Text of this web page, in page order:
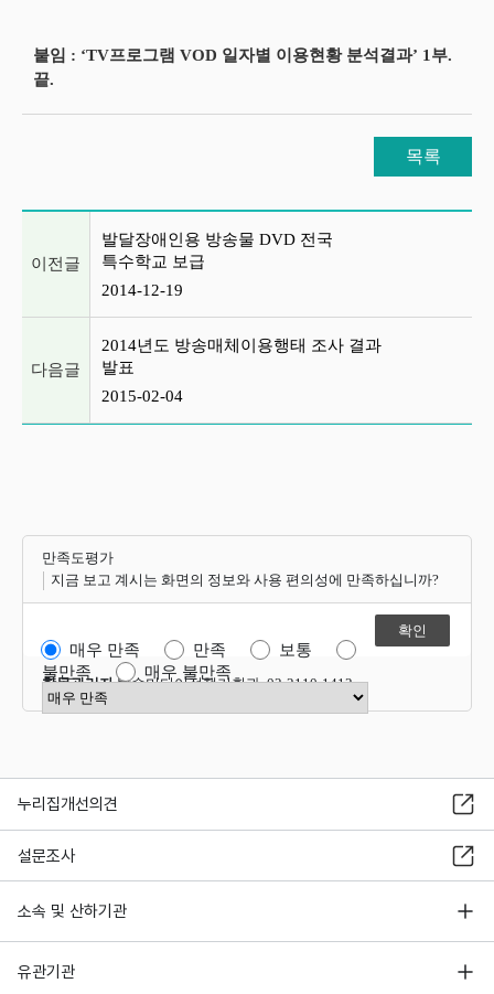
붙임 : ‘TV프로그램 VOD 일자별 이용현황 분석결과’ 1부.
끝.
목록
이전글
발달장애인용 방송물 DVD 전국
특수학교 보급
2014-12-19
다음글
2014년도 방송매체이용행태 조사 결과
발표
2015-02-04
만족도평가
지금 보고 계시는 화면의 정보와 사용 편의성에 만족하십니까?
매우 만족 만족
보통
불만족
매우 불만족
만족도 점수 선택
항목관리자방송미디어정책기획과 02-2110-1412
누리집개선의견
설문조사
소속 및 산하기관
유관기관